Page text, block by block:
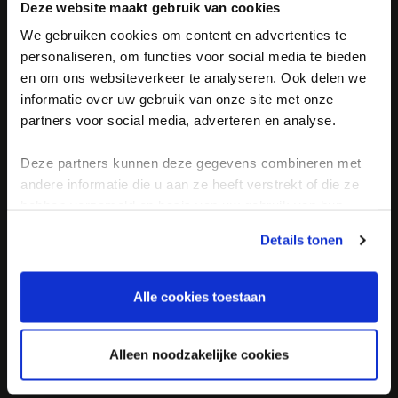
Deze website maakt gebruik van cookies
We gebruiken cookies om content en advertenties te
personaliseren, om functies voor social media te bieden
en om ons websiteverkeer te analyseren. Ook delen we
informatie over uw gebruik van onze site met onze
partners voor social media, adverteren en analyse.
Deze partners kunnen deze gegevens combineren met
andere informatie die u aan ze heeft verstrekt of die ze
Details tonen
Alle cookies toestaan
Alleen noodzakelijke cookies
Become Cyell member
Sign up for our newsletter and be the first to know about new
collections and exclusive deals!
Facebook
YouTube
Instagram
TikTokPinterest
Customer service +
Ordering & Payment
About Cyell +
tijdloze ontwerpen
Ontvang persoonlijk swimwear-
First name
Duits
AANMELDEN